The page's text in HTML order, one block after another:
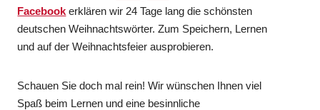
Facebook erklären wir 24 Tage lang die schönsten
deutschen Weihnachtswörter. Zum Speichern, Lernen
und auf der Weihnachtsfeier ausprobieren.
Schauen Sie doch mal rein! Wir wünschen Ihnen viel
Spaß beim Lernen und eine besinnliche